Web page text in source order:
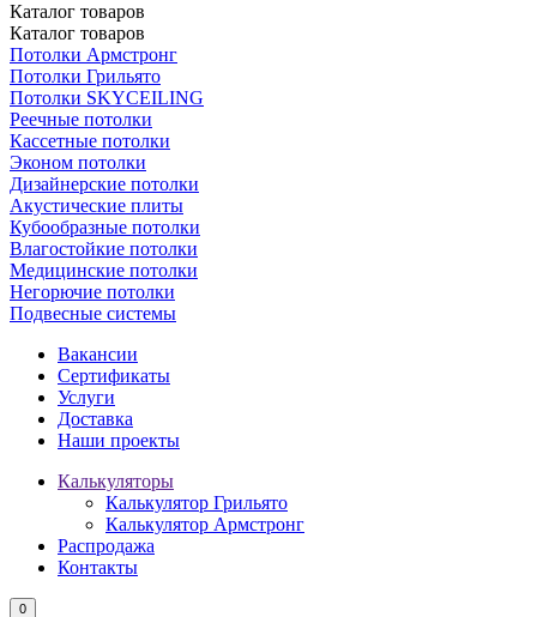
Каталог товаров
Каталог товаров
Потолки Армстронг
Потолки Грильято
Потолки SKYCEILING
Реечные потолки
Кассетные потолки
Эконом потолки
Дизайнерские потолки
Акустические плиты
Кубообразные потолки
Влагостойкие потолки
Медицинские потолки
Негорючие потолки
Подвесные системы
Вакансии
Сертификаты
Услуги
Доставка
Наши проекты
Калькуляторы
Калькулятор Грильято
Калькулятор Армстронг
Распродажа
Контакты
0